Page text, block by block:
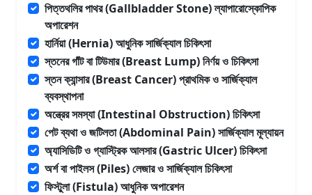
পিত্তথলির পাথর (Gallbladder Stone) ল্যাপারোস্কোপিক
অপারেশন
হার্নিয়া (Hernia) আধুনিক সার্জিক্যাল চিকিৎসা
স্তনের গাঁট বা টিউমার (Breast Lump) নির্ণয় ও চিকিৎসা
স্তন ক্যান্সার (Breast Cancer) প্রাথমিক ও সার্জিক্যাল
ব্যবস্থাপনা
অন্ত্রের সমস্যা (Intestinal Obstruction) চিকিৎসা
পেট ব্যথা ও জটিলতা (Abdominal Pain) সার্জিক্যাল মূল্যায়ন
অ্যাসিডিটি ও গ্যাস্ট্রিক আলসার (Gastric Ulcer) চিকিৎসা
অর্শ বা পাইলস (Piles) লেজার ও সার্জিক্যাল চিকিৎসা
ফিস্টুলা (Fistula) আধুনিক অপারেশন